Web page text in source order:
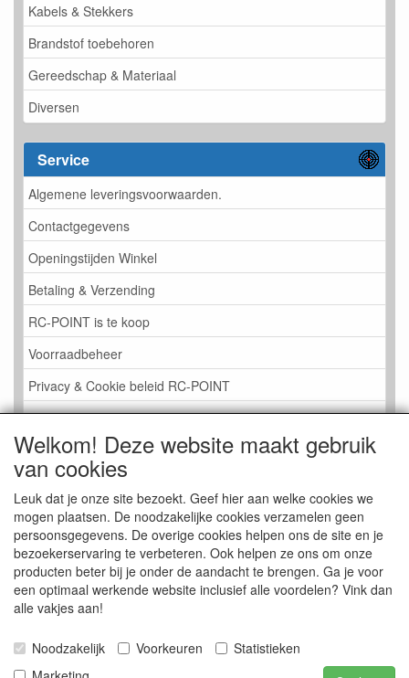
Kabels & Stekkers
Brandstof toebehoren
Gereedschap & Materiaal
Diversen
Service
Algemene leveringsvoorwaarden.
Contactgegevens
Openingstijden Winkel
Betaling & Verzending
RC-POINT is te koop
Voorraadbeheer
Privacy & Cookie beleid RC-POINT
LINK PAGINA
Gastenboek RC-POINT
Kijkje in de Winkel
Welkom! Deze website maakt gebruik
van cookies
Leuk dat je onze site bezoekt. Geef hier aan welke cookies we
mogen plaatsen. De noodzakelijke cookies verzamelen geen
persoonsgegevens. De overige cookies helpen ons de site en je
bezoekerservaring te verbeteren. Ook helpen ze ons om onze
producten beter bij je onder de aandacht te brengen. Ga je voor
een optimaal werkende website inclusief alle voordelen? Vink dan
alle vakjes aan!
Noodzakelijk Voorkeuren
Statistieken